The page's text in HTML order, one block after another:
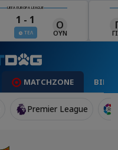
UEFA EUROPA LEAGUE
1 - 1
ΤΕΛ
Ο
ΟΥΝ
MATCHZONE
Premier League